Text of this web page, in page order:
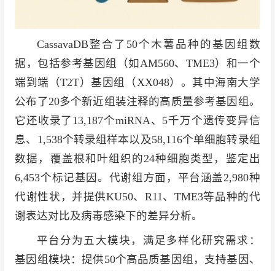
CassavaDB整合了50个木薯品种的基因组数
据，包括参考基因组（如AM560、TME3）和一个
端到端（T2T）基因组（XX048）。其中海南大学
公布了20多个新近组装注释的高质量参考基因组。
它还收录了13,187个miRNA、5千万个遗传变异信
息、1,538个转录组样本以及58,116个单细胞转录组
数据，覆盖根和叶组织的24种细胞类型，鉴定出
6,453个标记基因。代谢组方面，平台涵盖2,980种
代谢性状，并提供KU50、R11、TME3等品种的代
谢表达对比及病毒感染下的差异分析。
平台分为五大模块，满足多样化研究需求：
基因组模块：提供50个高品质基因组，支持基因、